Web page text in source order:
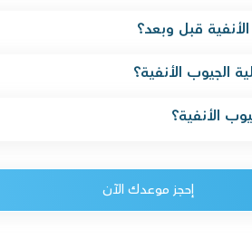
قبل وبعد؟
الجيوب الأنفية؟
الأنفية؟
إحجز موعدك الآن